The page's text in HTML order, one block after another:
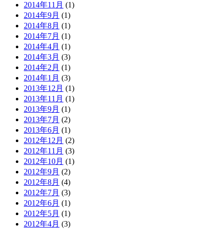
2014年11月 (1)
2014年9月 (1)
2014年8月 (1)
2014年7月 (1)
2014年4月 (1)
2014年3月 (3)
2014年2月 (1)
2014年1月 (3)
2013年12月 (1)
2013年11月 (1)
2013年9月 (1)
2013年7月 (2)
2013年6月 (1)
2012年12月 (2)
2012年11月 (3)
2012年10月 (1)
2012年9月 (2)
2012年8月 (4)
2012年7月 (3)
2012年6月 (1)
2012年5月 (1)
2012年4月 (3)